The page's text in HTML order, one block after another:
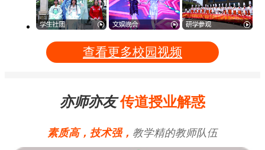
查看更多校园视频
亦师亦友传道授业解惑
素质高，技术强， 教学精的教师队伍